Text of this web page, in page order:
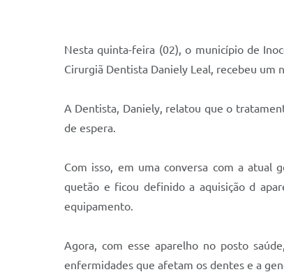
Nesta quinta-feira (02), o município de
Cirurgiã Dentista Daniely Leal, recebeu um
A Dentista, Daniely, relatou que o
de espera.
Com isso, em uma conversa com a atual
quetão e ficou definido a aquisição d
equipamento.
Agora, com esse aparelho no posto
enfermidades que afetam os dentes e a